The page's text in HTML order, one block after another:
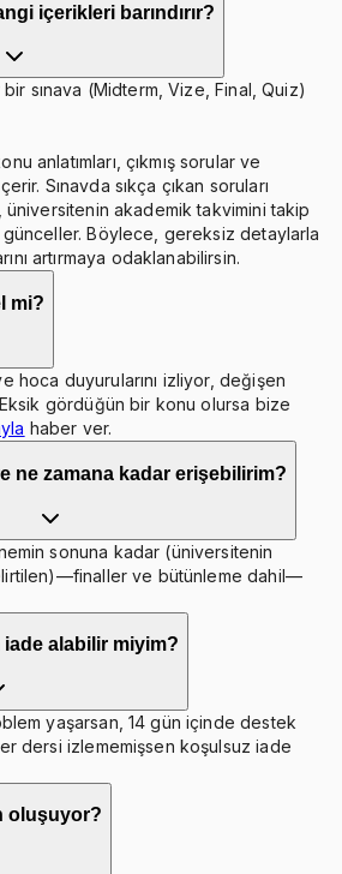
içerikleri barındırır?
bir sınava (Midterm, Vize, Final, Quiz)
anlatımları, çıkmış sorular ve
Sınavda sıkça çıkan soruları
akademik takvimini takip
Böylece, gereksiz detaylarla
artırmaya odaklanabilirsin.
mi?
hoca duyurularını izliyor, değişen
gördüğün bir konu olursa bize
haber ver.
ne zamana kadar erişebilirim?
sonuna kadar (üniversitenin
ve bütünleme dahil—
iade alabilir miyim?
yaşarsan, 14 gün içinde destek
dersi izlememişsen koşulsuz iade
oluşuyor?